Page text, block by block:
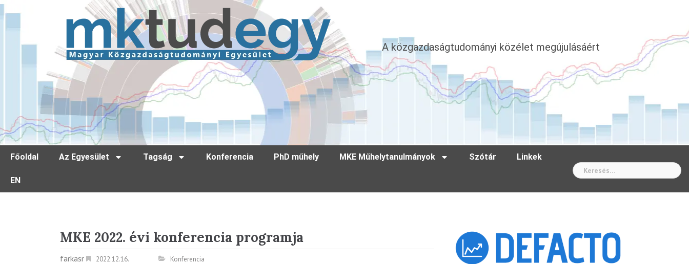
A közgazdaságtudományi közélet megújulásáért
Főoldal Az Egyesület Tagság Konferencia PhD műhely MKE Műhelytanulmányok Szótár Linkek
EN
MKE 2022. évi konferencia programja
farkasr 2022.12.16. Konferencia